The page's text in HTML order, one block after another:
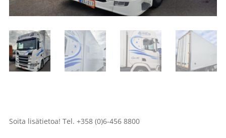
Soita lisätietoa! Tel. +358 (0)6-456 8800